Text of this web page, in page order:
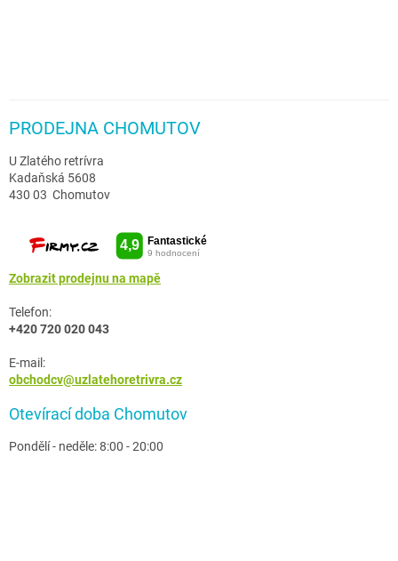
PRODEJNA CHOMUTOV
U Zlatého retrívra
Kadaňská 5608
430 03 Chomutov
Zobrazit prodejnu na mapě
Telefon:
+420 720 020 043
E-mail:
obchodcv@uzlatehoretrivra.cz
Otevírací doba Chomutov
Pondělí - neděle: 8:00 - 20:00